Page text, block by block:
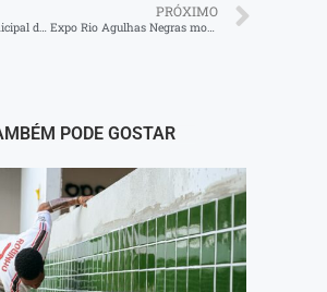
PRÓXIMO
Expo Rio Agulhas Negras movimenta fim de semana
PODE GOSTAR